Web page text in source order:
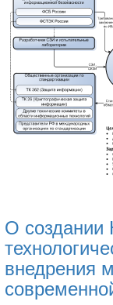
О создании
внедрения